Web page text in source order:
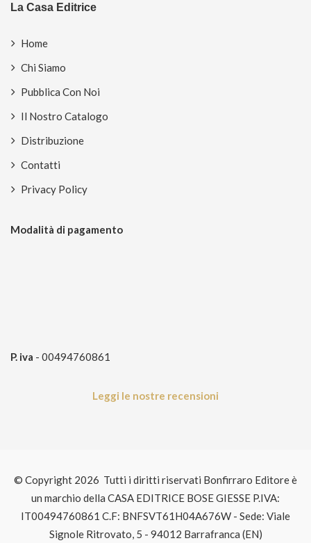
La Casa Editrice
Home
Chi Siamo
Pubblica Con Noi
Il Nostro Catalogo
Distribuzione
Contatti
Privacy Policy
Modalità di pagamento
P. iva - 00494760861
Leggi le nostre recensioni
© Copyright 2026 Tutti i diritti riservati Bonfirraro Editore è
un marchio della CASA EDITRICE BOSE GIESSE P.IVA:
IT00494760861 C.F: BNFSVT61H04A676W - Sede: Viale
Signole Ritrovato, 5 - 94012 Barrafranca (EN)